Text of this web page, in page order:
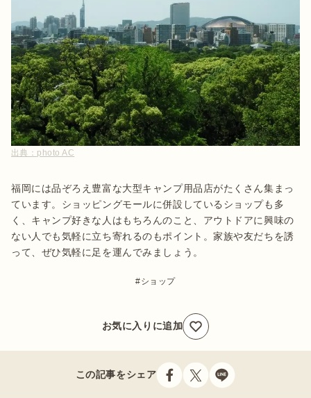
出典： photo AC
福岡には品ぞろえ豊富な大型キャンプ用品店がたくさん集まっ
ています。ショッピングモールに併設しているショップも多
く、キャンプ好きな人はもちろんのこと、アウトドアに興味の
ない人でも気軽に立ち寄れるのもポイント。家族や友だちを誘
って、ぜひ気軽に足を運んでみましょう。
ショップ
お気に入りに追加
この記事をシェア